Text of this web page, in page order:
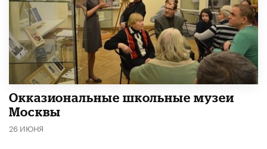
​Окказиональные школьные музеи
Москвы
26 ИЮНЯ